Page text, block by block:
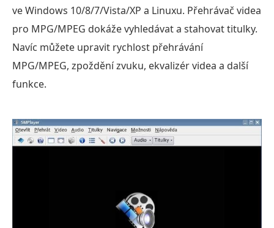
ve Windows 10/8/7/Vista/XP a Linuxu. Přehrávač videa
pro MPG/MPEG dokáže vyhledávat a stahovat titulky.
Navíc můžete upravit rychlost přehrávání
MPG/MPEG, zpoždění zvuku, ekvalizér videa a další
funkce.